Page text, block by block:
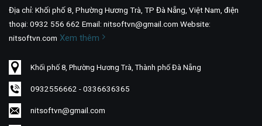
Địa chỉ: Khối phố 8, Phường Hương Trà, TP Đà Nẵng, Việt Nam, điện
thoại: 0932 556 662 Email: nitsoftvn@gmail.com Website:
nitsoftvn.com Xem thêm
Khối phố 8, Phường Hương Trà, Thành phố Đà Nẵng
0932556662 - 0336636365
nitsoftvn@gmail.com